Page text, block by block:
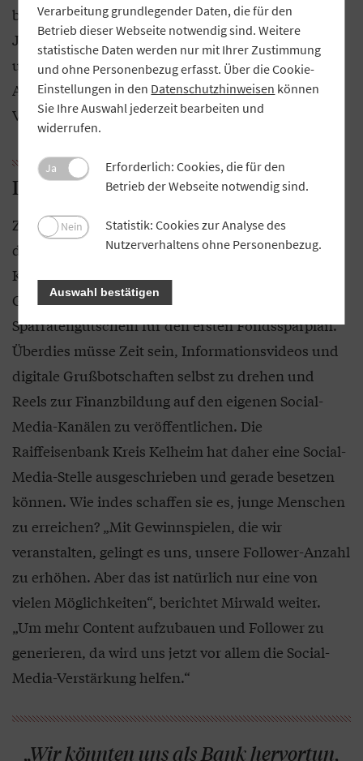
bilden vier Gen Z-Berater ein
Jugendmarktbearbeitungsteam. „So verlieren wir
unsere wichtige Zielgruppe Gen Z nicht aus den
Augen und können Maßnahmen beziehungsweise
Vorschläge vorbereiten“, erklärt Mirwald.
Digital kommunizieren
Zum 18. und ebenso zum 25. Geburtstag erhielten
die Kundinnen und Kunden der Raiffeisenbank
Kreis Kelheim auf digitalem Wege
Geburtstagsglückwünsche inklusive 50 Euro-
Sparratengutschein für den ersten Fondssparplan.
Überdies müsse Zeit sein, Informationsvideos und
digitale Grußbotschaften selbst zu drehen und
Reels zur Finanzbildung auf den eigenen Social-
Media-Kanälen zu veröffentlichen. Die
Raiffeisenbank Kreis Kelheim hat daher eine Social-
Media-Stelle ausgeschrieben und gerade besetzen
können. Wie indes schaffen sie es, junge Menschen
zu erreichen? „Mit Gewinnspielen, die wir
veranstalten, gelingt es uns, unsere Follower-Anzahl
zu erhöhen. Aber das ist natürlich nur eine von
vielen Möglichkeiten“, berichtet Mirwald weiter.
„Um mehr Content aufzubauen und Follower zu
generieren, da wird uns jetzt vor allem die Social-
Media-Verstärkung helfen.“
„Wir könnten uns als Bank hervortun,
Verarbeitung grundlegender Daten, die für den
Betrieb dieser Webseite notwendig sind. Weitere
statistische Daten werden nur mit Ihrer Zustimmung
und ohne Personenbezug erfasst. Über die Cookie-
Einstellungen in den Datenschutzhinweisen können
Sie Ihre Auswahl jederzeit bearbeiten und
widerrufen.
Ja
Erforderlich: Cookies, die für den
Betrieb der Webseite notwendig sind.
Nein
Statistik: Cookies zur Analyse des
Nutzerverhaltens ohne Personenbezug.
Auswahl bestätigen